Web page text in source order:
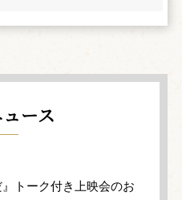
ース
トーク付き上映会のお